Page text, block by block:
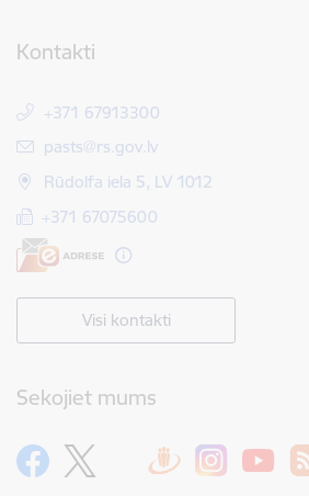
Kontakti
+371 67913300
E-pasts:
pasts@rs.gov.lv
Rūdolfa iela 5, LV 1012
+371 67075600
Visi kontakti
Sekojiet mums